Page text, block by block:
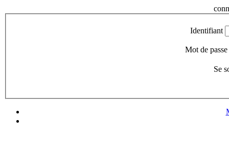
Identifiant
Mot de passe
Se